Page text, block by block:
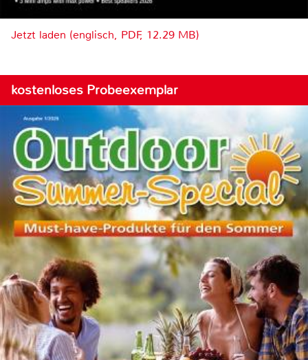
Jetzt laden (englisch, PDF, 12.29 MB)
kostenloses Probeexemplar